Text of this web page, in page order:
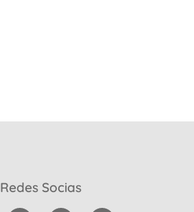
Redes Socias